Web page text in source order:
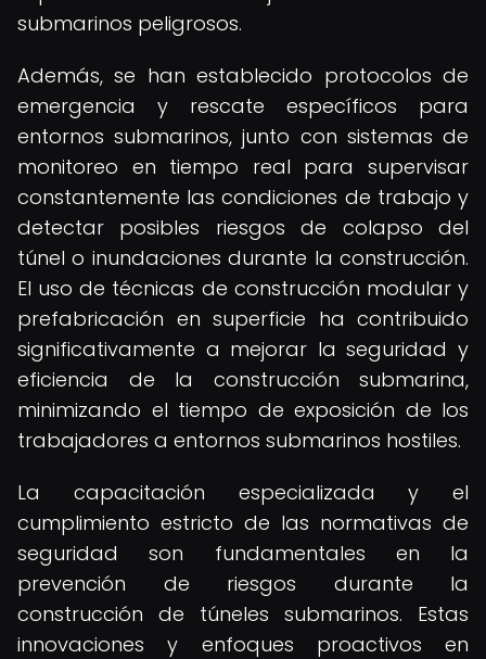
submarinos peligrosos.
Además, se han establecido protocolos de
emergencia y rescate específicos para
entornos submarinos, junto con sistemas de
monitoreo en tiempo real para supervisar
constantemente las condiciones de trabajo y
detectar posibles riesgos de colapso del
túnel o inundaciones durante la construcción.
El uso de técnicas de construcción modular y
prefabricación en superficie ha contribuido
significativamente a mejorar la seguridad y
eficiencia de la construcción submarina,
minimizando el tiempo de exposición de los
trabajadores a entornos submarinos hostiles.
La capacitación especializada y el
cumplimiento estricto de las normativas de
seguridad son fundamentales en la
prevención de riesgos durante la
construcción de túneles submarinos. Estas
innovaciones y enfoques proactivos en